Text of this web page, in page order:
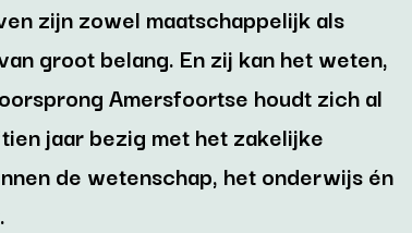
zijn zowel maatschappelijk als
groot belang. En zij kan het weten,
Amersfoortse houdt zich al
jaar bezig met het zakelijke
de wetenschap, het onderwijs én